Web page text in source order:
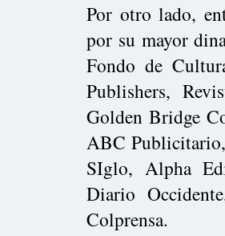
Por otro lado,
por su mayor
Fondo de
Publishers,
Golden Bridge
ABC
SIglo, Alpha
Diario
Colprensa.